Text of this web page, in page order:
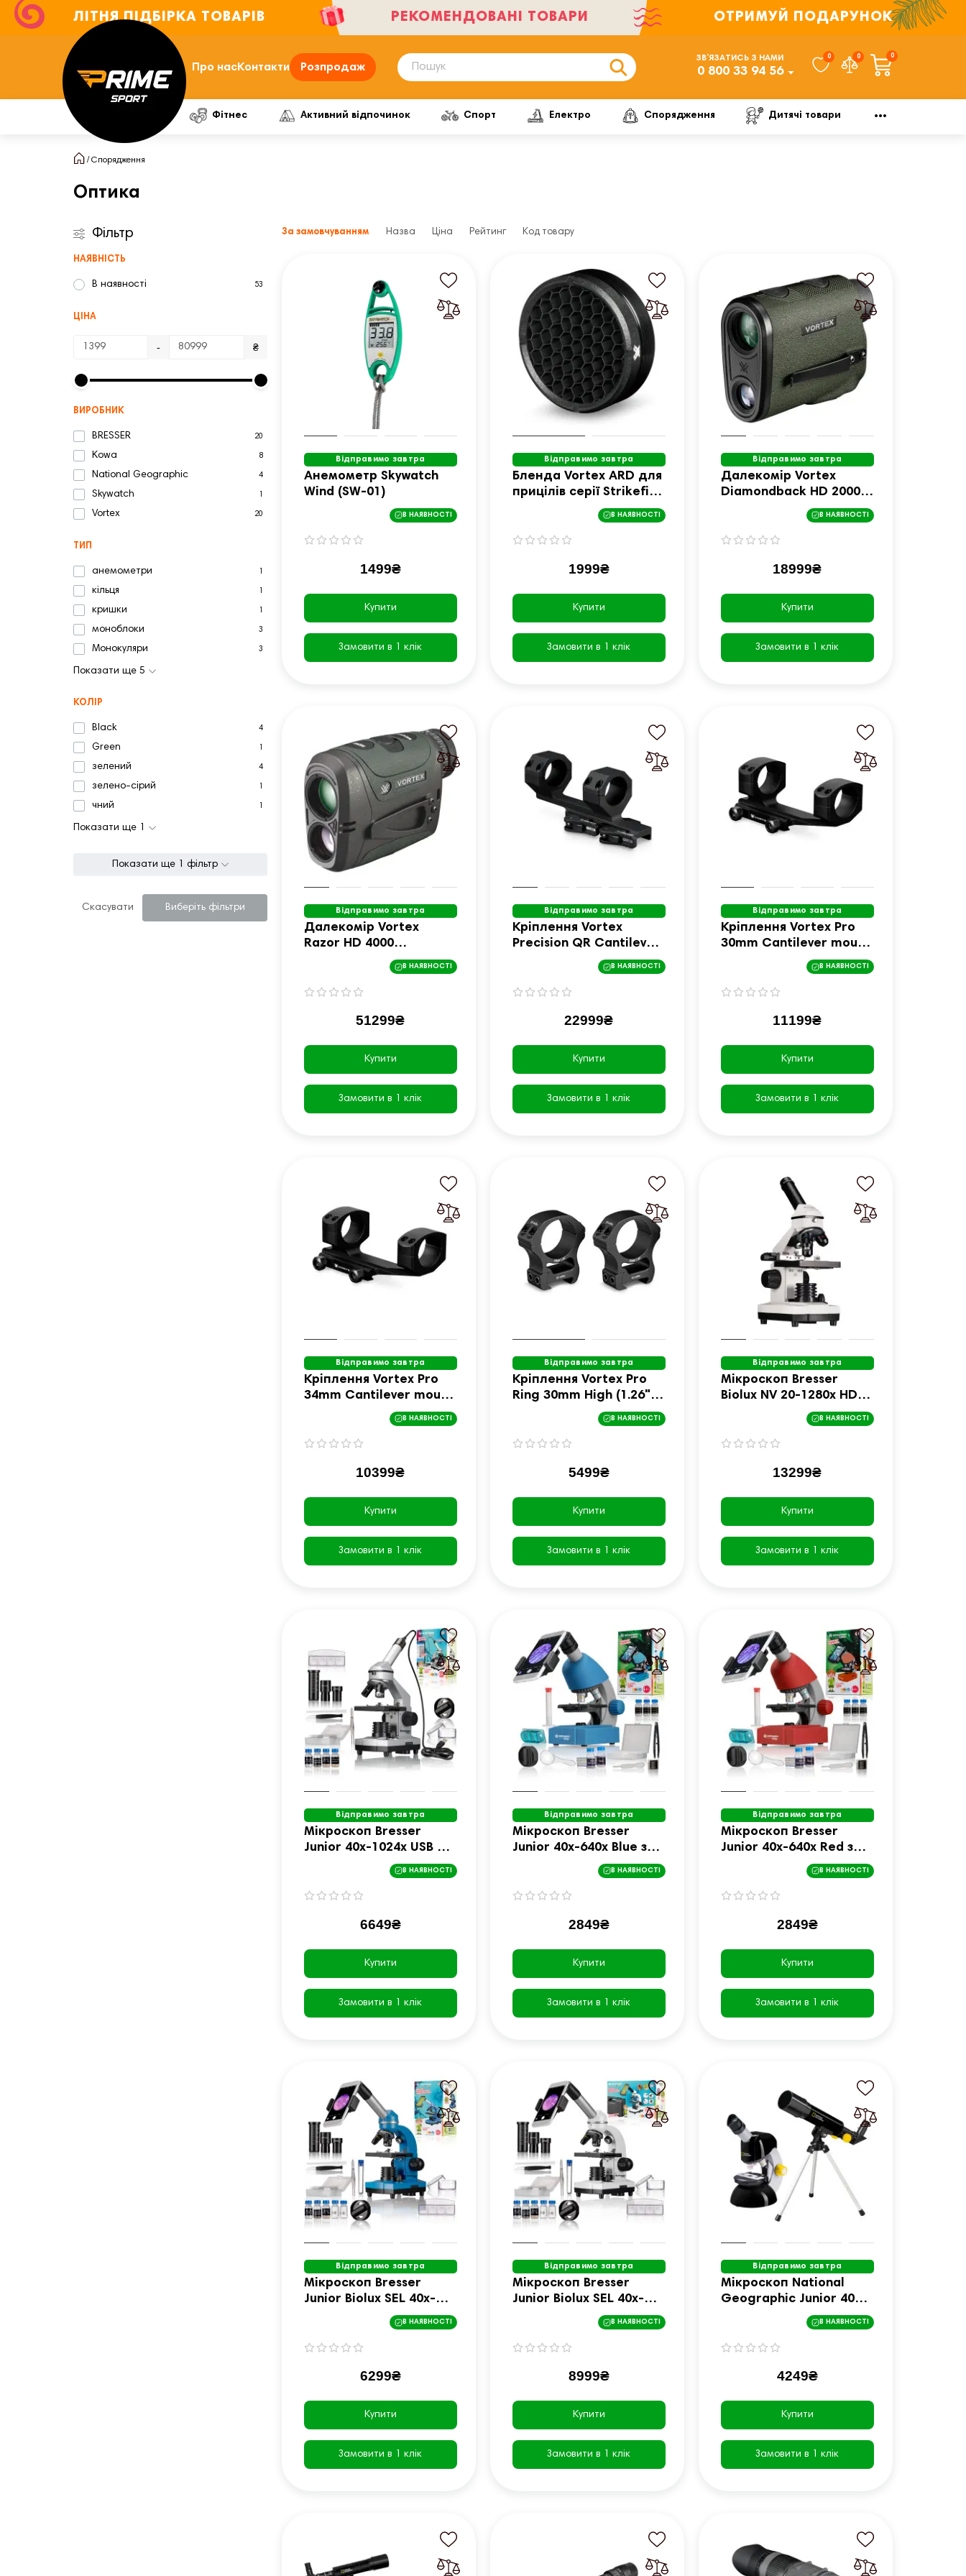
ЛІТНЯ ПІДБІРКА ТОВАРІВ РЕКОМЕНДОВАНІ ТОВАРИ ОТРИМУЙ ПОДАРУНОК
Про насКонтакти Розпродаж
ЗВ’ЯЗАТИСЬ З НАМИ
0 800 33 94 56
0 0 0
Фітнес Активний відпочинок Спорт Електро Спорядження Дитячі товари
Спорядження
Оптика
Фільтр
НАЯВНІСТЬ
В наявності 53
ЦІНА
- ₴
ВИРОБНИК
BRESSER 20
Kowa 8
National Geographic 4
Skywatch
Vortex 20
ТИП
анемометри
кільця
кришки
моноблоки 3
Монокуляри 3
Показати ще 5
КОЛІР
Black 4
Green
зелений 4
зелено-сірий
чний
Показати ще 1
Показати ще 1 фільтр
Скасувати Виберіть фільтри
За замовчуванням Назва Ціна Рейтинг Код товару
Відправимо завтра
Анемометр Skywatch
Wind (SW-01)
В НАЯВНОСТІ
1499₴
Купити
Замовити в 1 клік
Відправимо завтра
Бленда Vortex ARD для
прицілів серії Strikefire
В НАЯВНОСТІ
1999₴
Купити
Замовити в 1 клік
Відправимо завтра
Далекомір Vortex
Diamondback HD 2000
В НАЯВНОСТІ
18999₴
Купити
Замовити в 1 клік
Відправимо завтра
Далекомір Vortex
Razor HD 4000
GeoBallistics (LRF-252)
В НАЯВНОСТІ
51299₴
Купити
Замовити в 1 клік
Відправимо завтра
Кріплення Vortex
Precision QR Cantilever
30mm 2" offset (CM-
В НАЯВНОСТІ
22999₴
Купити
Замовити в 1 клік
Відправимо завтра
Кріплення Vortex Pro
30mm Cantilever mount
В НАЯВНОСТІ
11199₴
Купити
Замовити в 1 клік
Відправимо завтра
Кріплення Vortex Pro
34mm Cantilever mount
В НАЯВНОСТІ
10399₴
Купити
Замовити в 1 клік
Відправимо завтра
Кріплення Vortex Pro
Ring 30mm High (1.26")
В НАЯВНОСТІ
5499₴
Купити
Замовити в 1 клік
Відправимо завтра
Мікроскоп Bresser
Biolux NV 20-1280x HD
USB Camera з кейсом
В НАЯВНОСТІ
13299₴
Купити
Замовити в 1 клік
Відправимо завтра
Мікроскоп Bresser
Junior 40x-1024x USB HD
Camera (8855001)
В НАЯВНОСТІ
6649₴
Купити
Замовити в 1 клік
Відправимо завтра
Мікроскоп Bresser
Junior 40x-640x Blue з
набором для дослідів
та адаптером для
смартфона
В НАЯВНОСТІ
2849₴
Купити
Замовити в 1 клік
Відправимо завтра
Мікроскоп Bresser
Junior 40x-640x Red з
набором для дослідів
та адаптером для
смартфона
В НАЯВНОСТІ
2849₴
Купити
Замовити в 1 клік
Відправимо завтра
Мікроскоп Bresser
Junior Biolux SEL 40x-
1600x Blue з адаптером
для смартфона
(8855600WXH000)
В НАЯВНОСТІ
6299₴
Купити
Замовити в 1 клік
Відправимо завтра
Мікроскоп Bresser
Junior Biolux SEL 40x-
1600x з адаптером для
смартфона + кейс
(8855610GYE000)
В НАЯВНОСТІ
8999₴
Купити
Замовити в 1 клік
Відправимо завтра
Мікроскоп National
Geographic Junior 40x-
640x + Телескоп 50/360
В НАЯВНОСТІ
4249₴
Купити
Замовити в 1 клік